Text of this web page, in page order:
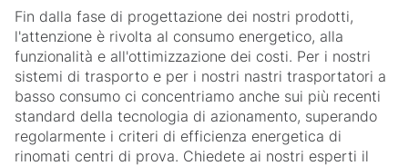
Fin dalla fase di progettazione dei nostri prodotti,
l'attenzione è rivolta al consumo energetico, alla
funzionalità e all'ottimizzazione dei costi. Per i nostri
sistemi di trasporto e per i nostri nastri trasportatori a
basso consumo ci concentriamo anche sui più recenti
standard della tecnologia di azionamento, superando
regolarmente i criteri di efficienza energetica di
rinomati centri di prova. Chiedete ai nostri esperti il